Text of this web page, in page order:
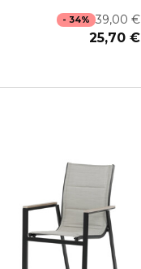
- 34% 39,00 €
25,70 €